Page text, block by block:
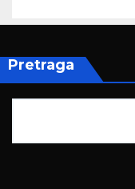
Pretraga